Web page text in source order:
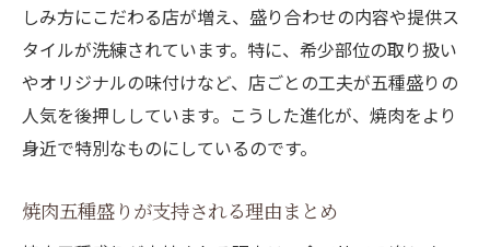
しみ方にこだわる店が増え、盛り合わせの内容や提供ス
タイルが洗練されています。特に、希少部位の取り扱い
やオリジナルの味付けなど、店ごとの工夫が五種盛りの
人気を後押ししています。こうした進化が、焼肉をより
身近で特別なものにしているのです。
焼肉五種盛りが支持される理由まとめ